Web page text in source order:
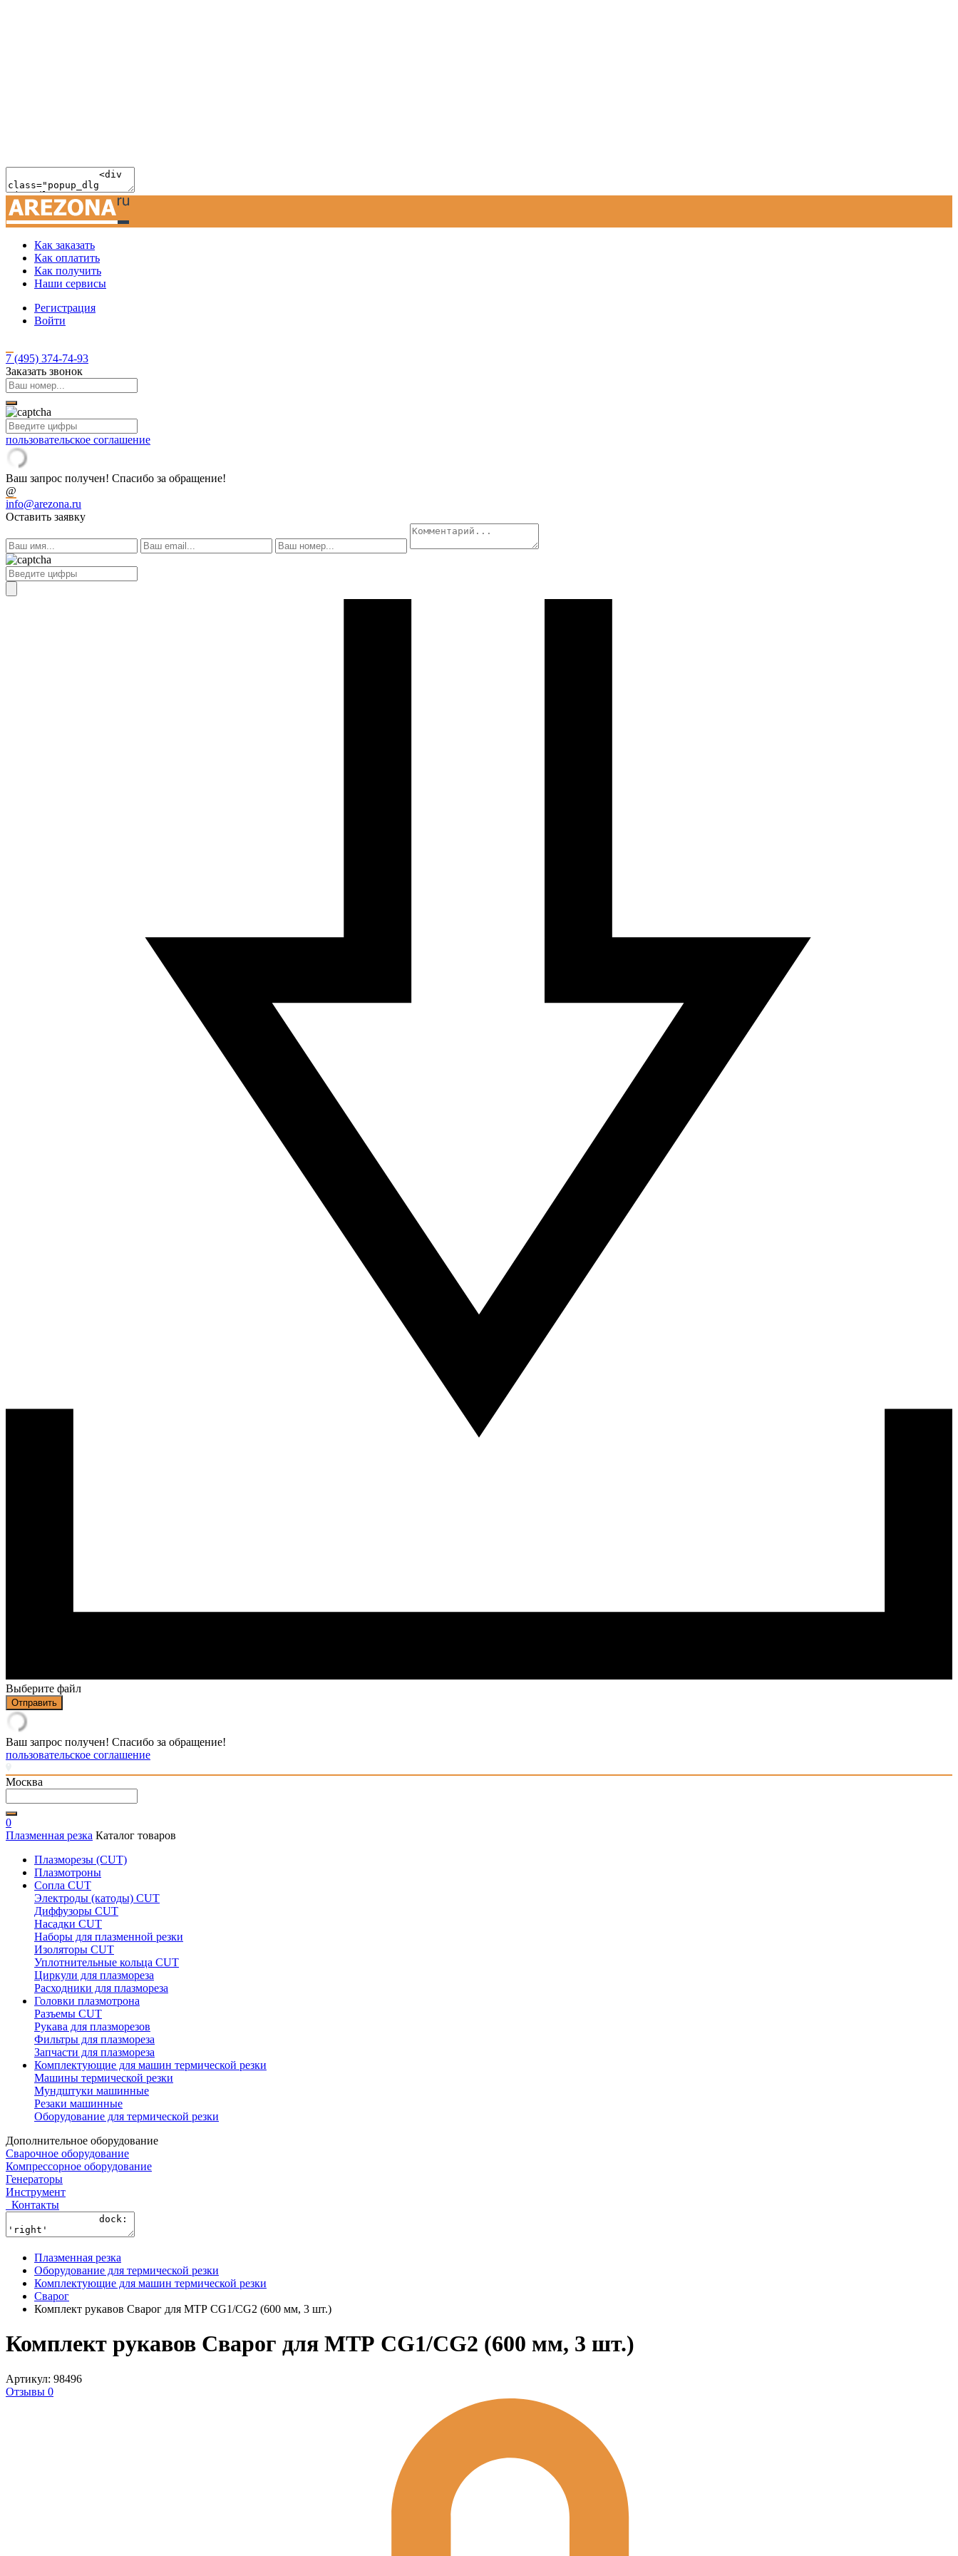
Как заказать
Как оплатить
Как получить
Наши сервисы
Регистрация
Войти
7 (495) 374-74-93
Заказать звонок
пользовательское соглашение
Ваш запрос получен! Спасибо за обращение!
@
info@arezona.ru
Оставить заявку
Выберите файл
Отправить
Ваш запрос получен! Спасибо за обращение!
пользовательское соглашение
Москва
0
Плазменная резка Каталог товаров
Плазморезы (CUT)
Плазмотроны
Сопла CUT
Электроды (катоды) CUT
Диффузоры CUT
Насадки CUT
Наборы для плазменной резки
Изоляторы CUT
Уплотнительные кольца CUT
Циркули для плазмореза
Расходники для плазмореза
Головки плазмотрона
Разъемы CUT
Рукава для плазморезов
Фильтры для плазмореза
Запчасти для плазмореза
Комплектующие для машин термической резки
Машины термической резки
Мундштуки машинные
Резаки машинные
Оборудование для термической резки
Дополнительное оборудование
Сварочное оборудование
Компрессорное оборудование
Генераторы
Инструмент
Контакты
Плазменная резка
Оборудование для термической резки
Комплектующие для машин термической резки
Сварог
Комплект рукавов Сварог для МТР CG1/CG2 (600 мм, 3 шт.)
Комплект рукавов Сварог для МТР CG1/CG2 (600 мм, 3 шт.)
Артикул: 98496
Отзывы 0